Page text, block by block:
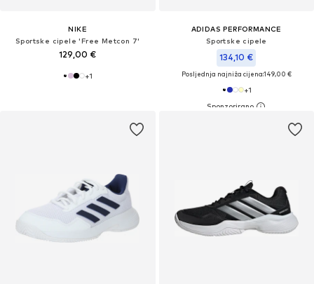
NIKE
Sportske cipele 'Free Metcon 7'
129,00 €
+1
ADIDAS PERFORMANCE
Sportske cipele
134,10 €
Posljednja najniža cijena:149,00 €
+1